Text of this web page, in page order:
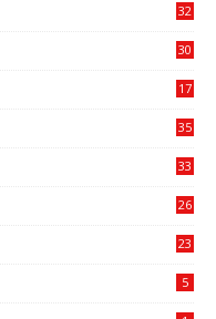
32
30
17
35
33
26
23
5